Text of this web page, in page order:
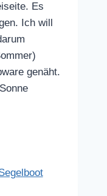
Es
Ich will
genäht.